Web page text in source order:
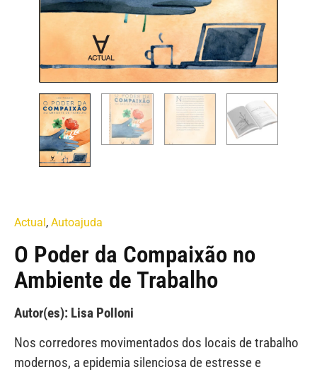
Actual, Autoajuda
O Poder da Compaixão no
Ambiente de Trabalho
Autor(es): Lisa Polloni
Nos corredores movimentados dos locais de trabalho
modernos, a epidemia silenciosa de estresse e